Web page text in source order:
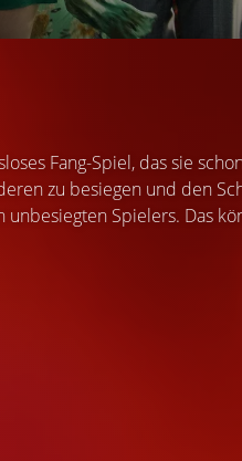
Fang-Spiel, das sie
zu besiegen und den
Spielers. Das